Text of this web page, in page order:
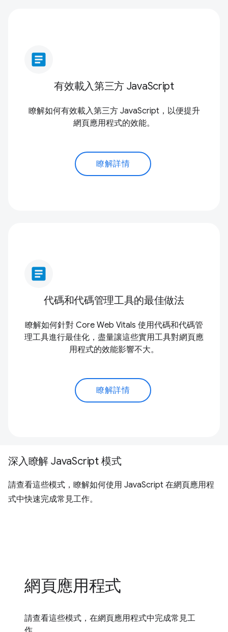
article
有效載入第三方 JavaScript
瞭解如何有效載入第三方 JavaScript，以便提升
網頁應用程式的效能。
瞭解詳情
article
代碼和代碼管理工具的最佳做法
瞭解如何針對 Core Web Vitals 使用代碼和代碼管
理工具進行最佳化，盡量讓這些實用工具對網頁應
用程式的效能影響不大。
瞭解詳情
深入瞭解 JavaScript 模式
請查看這些模式，瞭解如何使用 JavaScript 在網頁應用程
式中快速完成常見工作。
網頁應用程式
請查看這些模式，在網頁應用程式中完成常見工